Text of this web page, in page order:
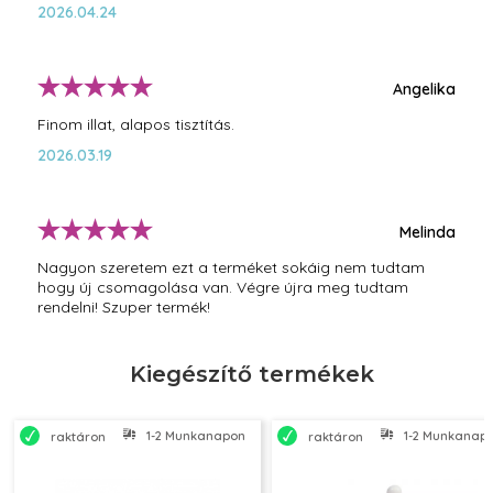
2026.04.24
Angelika
Finom illat, alapos tisztítás.
2026.03.19
Melinda
Nagyon szeretem ezt a terméket sokáig nem tudtam
hogy új csomagolása van. Végre újra meg tudtam
rendelni! Szuper termék!
Kiegészítő termékek
raktáron 1-2 Munkanapon belül szállítjukraktáron 1-2